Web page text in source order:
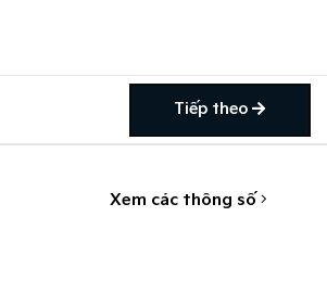
Tiếp theo
Xem các thông số